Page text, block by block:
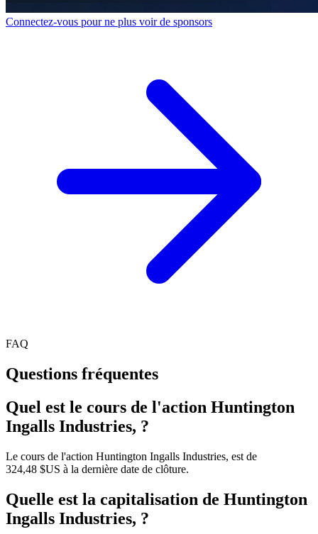
Connectez-vous pour ne plus voir de sponsors
FAQ
Questions fréquentes
Quel est le cours de l'action Huntington
Ingalls Industries, ?
Le cours de l'action Huntington Ingalls Industries, est de
324,48 $US à la dernière date de clôture.
Quelle est la capitalisation de Huntington
Ingalls Industries, ?